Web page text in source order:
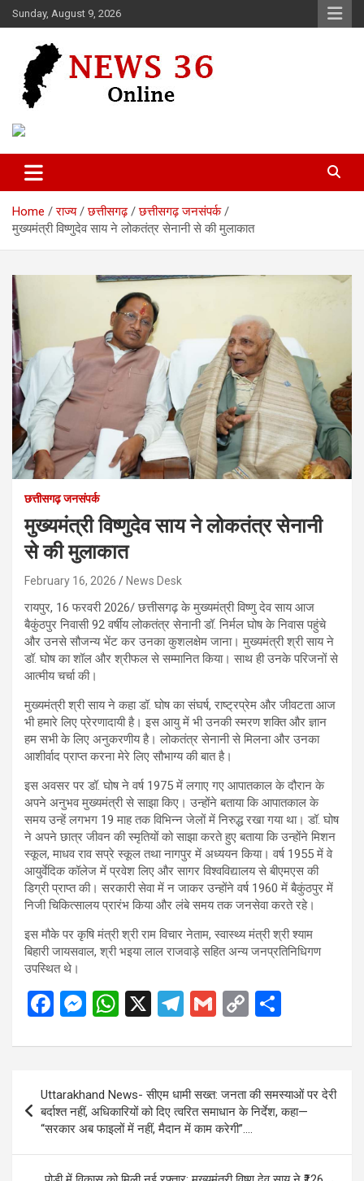
Skip
to
Sunday, August 9, 2026
News 36
Home राज्य छत्तीसगढ़
छत्तीसगढ़ जनसंपर्क
मुख्यमंत्री विष्णुदेव साय ने लोकतंत्र सेनानी से की मुलाकात
छत्तीसगढ़ जनसंपर्क
मुख्यमंत्री विष्णुदेव साय ने लोकतंत्र सेनानी
से की मुलाकात
February 16, 2026 News Desk
रायपुर, 16 फरवरी 2026/ छत्तीसगढ़ के मुख्यमंत्री विष्णु देव साय आज
बैकुंठपुर निवासी 92 वर्षीय लोकतंत्र सेनानी डॉ. निर्मल घोष के निवास पहुंचे
और उनसे सौजन्य भेंट कर उनका कुशलक्षेम जाना। मुख्यमंत्री श्री साय ने
डॉ. घोष का शॉल और श्रीफल से सम्मानित किया। साथ ही उनके परिजनों से
आत्मीय चर्चा की।
मुख्यमंत्री श्री साय ने कहा डॉ. घोष का संघर्ष, राष्ट्रप्रेम और जीवटता आज
भी हमारे लिए प्रेरणादायी है। इस आयु में भी उनकी स्मरण शक्ति और ज्ञान
हम सभी के लिए अनुकरणीय है। लोकतंत्र सेनानी से मिलना और उनका
आशीर्वाद प्राप्त करना मेरे लिए सौभाग्य की बात है।
इस अवसर पर डॉ. घोष ने वर्ष 1975 में लगाए गए आपातकाल के दौरान के
अपने अनुभव मुख्यमंत्री से साझा किए। उन्होंने बताया कि आपातकाल के
समय उन्हें लगभग 19 माह तक विभिन्न जेलों में निरुद्ध रखा गया था। डॉ. घोष
ने अपने छात्र जीवन की स्मृतियों को साझा करते हुए बताया कि उन्होंने मिशन
स्कूल, माधव राव सप्रे स्कूल तथा नागपुर में अध्ययन किया। वर्ष 1955 में वे
आयुर्वेदिक कॉलेज में प्रवेश लिए और सागर विश्वविद्यालय से बीएमएस की
डिग्री प्राप्त की। सरकारी सेवा में न जाकर उन्होंने वर्ष 1960 में बैकुंठपुर में
निजी चिकित्सालय प्रारंभ किया और लंबे समय तक जनसेवा करते रहे।
इस मौके पर कृषि मंत्री श्री राम विचार नेताम, स्वास्थ्य मंत्री श्री श्याम
बिहारी जायसवाल, श्री भइया लाल राजवाड़े सहित अन्य जनप्रतिनिधिगण
उपस्थित थे।
F
ce
o
o
k
M
se
g
er
W
at
A
p
p
X
T
e
gr
a
m
G
ail
C
py
Li
n
k
ar
navigation
Uttarakhand News- सीएम धामी सख्त: जनता की समस्याओं पर देरी
बर्दाश्त नहीं, अधिकारियों को दिए त्वरित समाधान के निर्देश, कहा—
“सरकार अब फाइलों में नहीं, मैदान में काम करेगी”….